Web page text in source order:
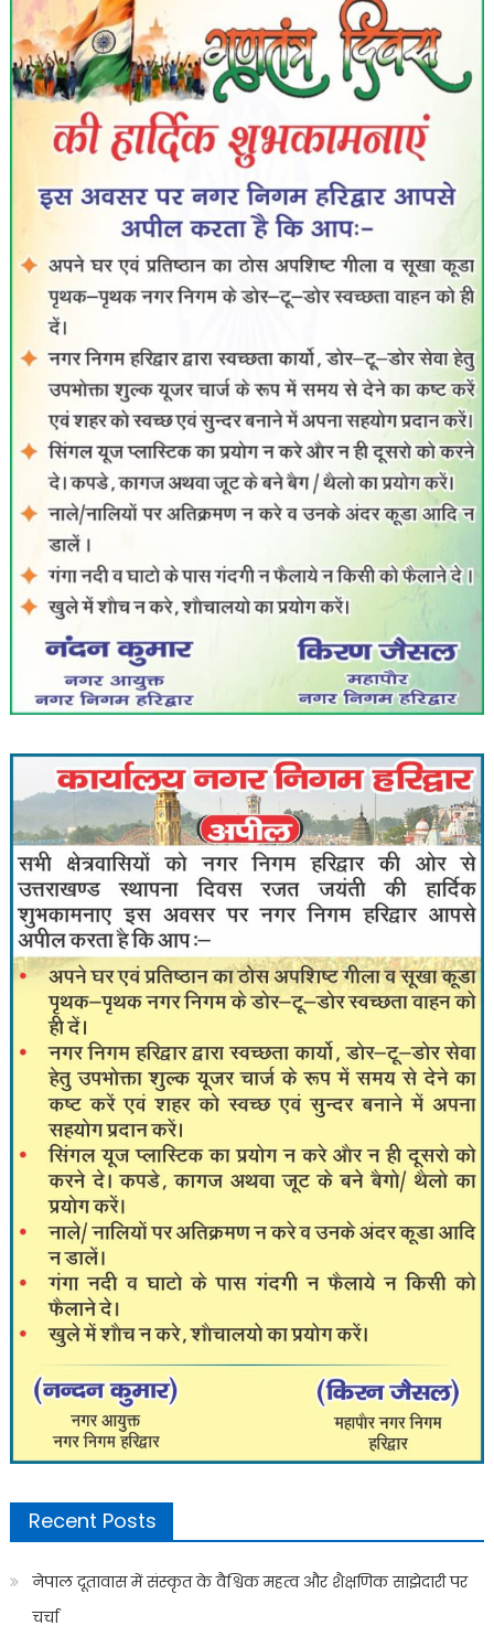
Recent Posts
नेपाल दूतावास में संस्कृत के वैश्विक महत्व और शैक्षणिक साझेदारी पर
चर्चा